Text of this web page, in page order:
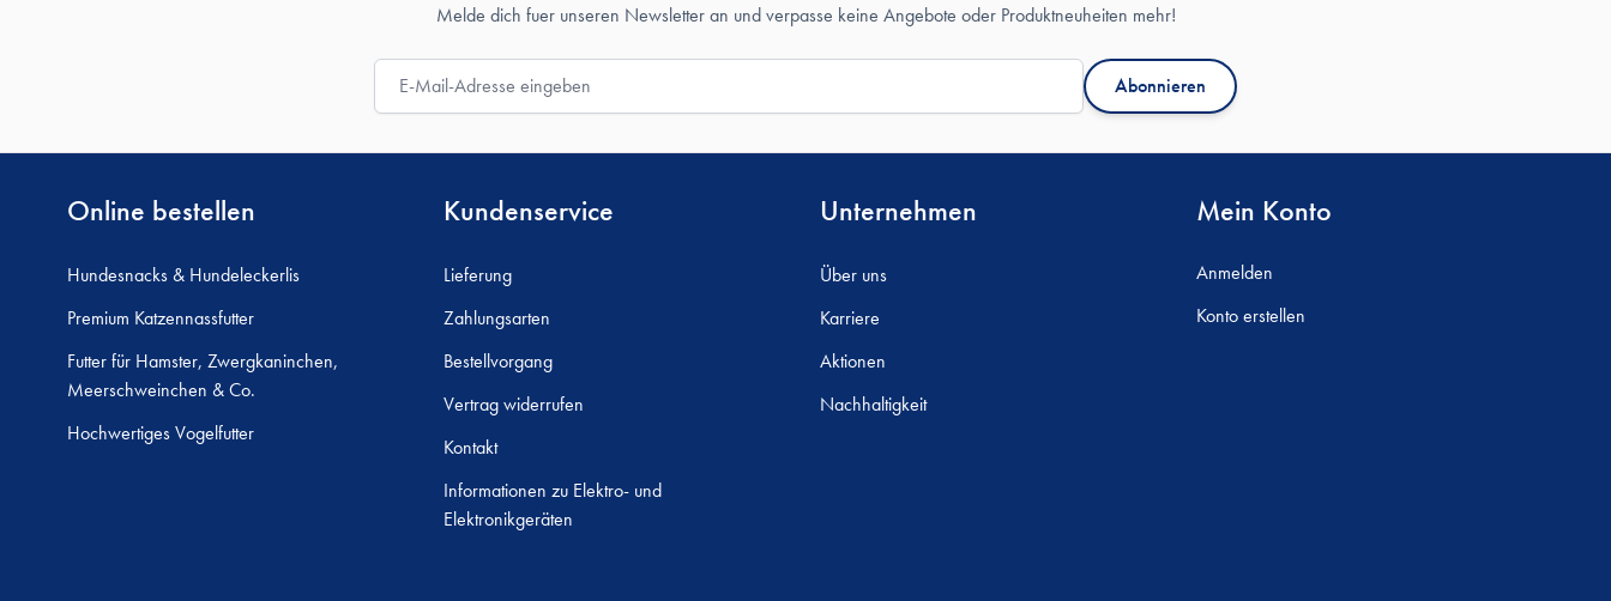
Melde dich fuer unseren Newsletter an und verpasse keine Angebote oder Produktneuheiten mehr!
E-Mail-Adresse
Abonnieren
Online bestellen
Hundesnacks & Hundeleckerlis
Premium Katzennassfutter
Futter für Hamster, Zwergkaninchen,
Meerschweinchen & Co.
Hochwertiges Vogelfutter
Kundenservice
Lieferung
Zahlungsarten
Bestellvorgang
Vertrag widerrufen
Kontakt
Informationen zu Elektro- und
Elektronikgeräten
Unternehmen
Über uns
Karriere
Aktionen
Nachhaltigkeit
Mein Konto
Anmelden
Konto erstellen